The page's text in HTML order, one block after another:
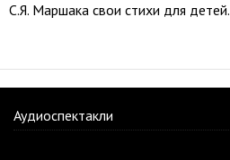
С.Я. Маршака свои стихи для детей.
Аудиоспектакли